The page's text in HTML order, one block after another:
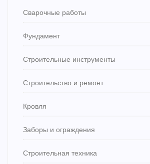
Сварочные работы
Фундамент
Строительные инструменты
Строительство и ремонт
Кровля
Заборы и ограждения
Строительная техника